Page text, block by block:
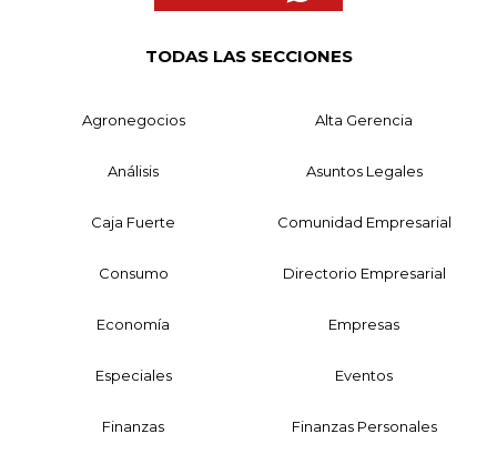
TODAS LAS SECCIONES
Agronegocios Alta Gerencia
Análisis Asuntos Legales
Caja Fuerte Comunidad Empresarial
Consumo Directorio Empresarial
Economía Empresas
Especiales Eventos
Finanzas Finanzas Personales